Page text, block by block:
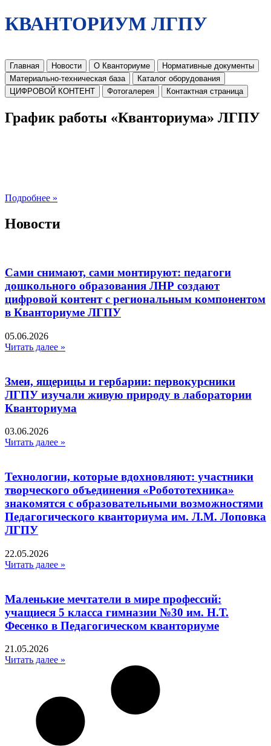
КВАНТОРИУМ ЛГПУ
Главная Новости О Кванториуме
Нормативные документы
Материально-техническая база
Каталог оборудования
ЦИФРОВОЙ КОНТЕНТ
Фотогалерея Контактная страница
График работы «Кванториума» ЛГПУ
Подробнее »
Новости
Сами снимают, сами монтируют: педагоги
дошкольного образования ЛНР создают
цифровой контент с региональным компонентом
в Кванториуме ЛГПУ​
05.06.2026
Читать далее »
Змеи, ящерицы и гербарии: первокурсники
ЛГПУ изучали живую природу в лаборатории
Кванториума
03.06.2026
Читать далее »
Технологии, которые вдохновляют: участники
творческого объединения «Робототехника»
знакомятся с образовательными возможностями
Педагогического кванториума им. Л.М. Лоповка
ЛГПУ
22.05.2026
Читать далее »
Маленькие мечтатели в мире профессий:
учащиеся 5 класса гимназии №30 им. Н.Т.
Фесенко в Педагогическом кванториуме
21.05.2026
Читать далее »